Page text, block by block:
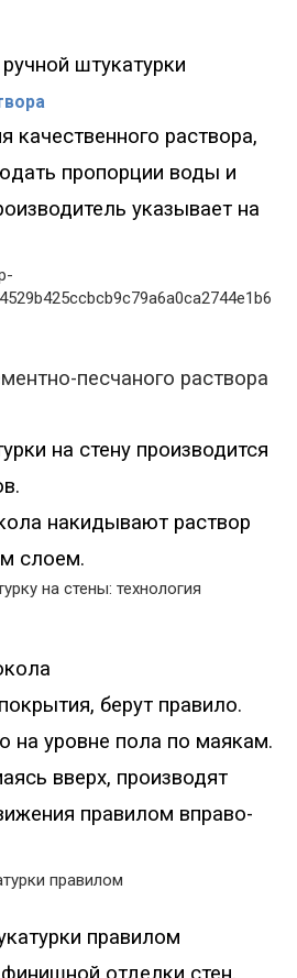
штукатурки
качественного раствора,
пропорции воды и
указывает на
песчаного раствора
на стену производится
накидывают раствор
слоем.
берут правило.
на уровне пола по маякам.
вверх, производят
правилом вправо-
правилом